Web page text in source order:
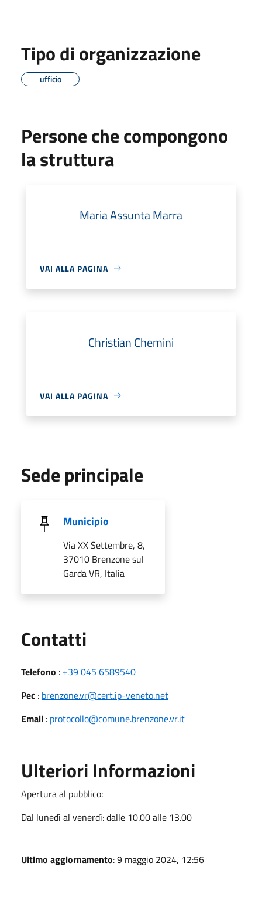
Tipo di organizzazione
ufficio
Persone che compongono
la struttura
Maria Assunta Marra
VAI ALLA PAGINA
Christian Chemini
VAI ALLA PAGINA
Sede principale
Municipio
Via XX Settembre, 8,
37010 Brenzone sul
Garda VR, Italia
Contatti
Telefono : +39 045 6589540
Pec : brenzone.vr@cert.ip-veneto.net
Email : protocollo@comune.brenzone.vr.it
Ulteriori Informazioni
Apertura al pubblico:
Dal lunedì al venerdì: dalle 10.00 alle 13.00
Ultimo aggiornamento: 9 maggio 2024, 12:56